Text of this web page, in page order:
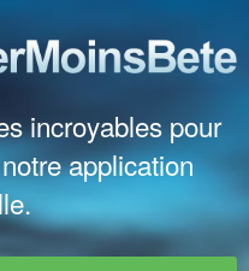
incroyables pour
application